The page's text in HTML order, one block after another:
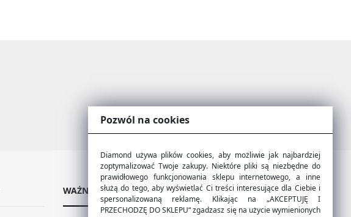
WAŻNE LINKI POZOSTAŁE LINKI
Pozwól na cookies
Diamond używa plików cookies, aby możliwie jak najbardziej
zoptymalizować Twoje zakupy. Niektóre pliki są niezbędne do
prawidłowego funkcjonowania sklepu internetowego, a inne
służą do tego, aby wyświetlać Ci treści interesujące dla Ciebie i
spersonalizowaną reklamę. Klikając na „AKCEPTUJĘ I
PRZECHODZĘ DO SKLEPU“ zgadzasz się na użycie wymienionych